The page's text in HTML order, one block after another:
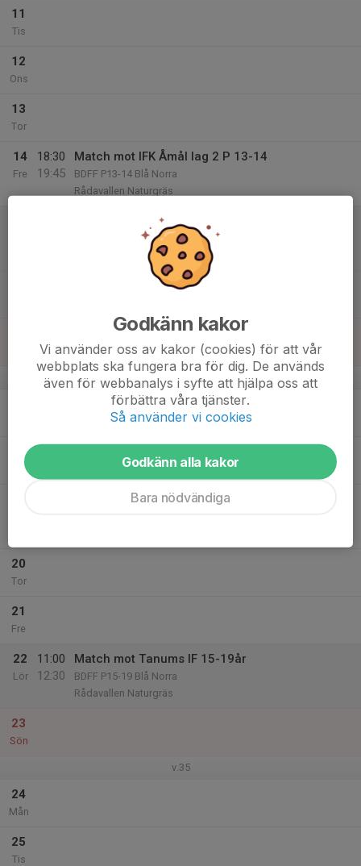
11
Tis
12
Ons
13
Tor
14
Fre
18:30
19:45
Match mot IFK Åmål lag 2 P 13-14
BDFF P13-14 Blå Norra
Rådavallen Naturgräs
Invigning av Rådavallen<3hela föreningen
v.34
18
Tis
Match mot IFK Strömstad 9v9
20
Tor
21
Fre
22
Lör
11:00
12:30
Match mot Tanums IF 15-19år
BDFF P15-19 Blå Norra
Rådavallen Naturgräs
23
Sön
v.35
24
Mån
25
Tis
Godkänn kakor
Vi använder oss av kakor (cookies) för att vår
webbplats ska fungera bra för dig. De används
även för webbanalys i syfte att hjälpa oss att
förbättra våra tjänster.
Så använder vi cookies
Godkänn alla kakor
Bara nödvändiga